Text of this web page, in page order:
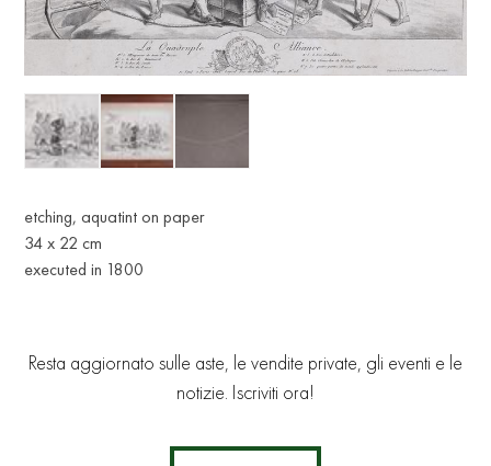
etching, aquatint on paper
34 x 22 cm
executed in 1800
Resta aggiornato sulle aste, le vendite private, gli eventi e le
notizie. Iscriviti ora!